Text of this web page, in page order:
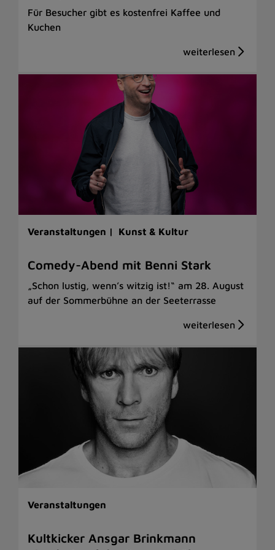
Für Besucher gibt es kostenfrei Kaffee und
Kuchen
Veranstaltungen | Kunst & Kultur
Comedy-Abend mit Benni Stark
„Schon lustig, wenn’s witzig ist!“ am 28. August
auf der Sommerbühne an der Seeterrasse
Veranstaltungen
Kultkicker Ansgar Brinkmann